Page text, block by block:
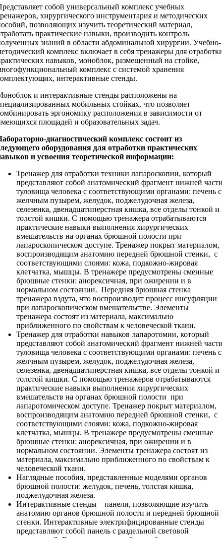
собой универсальный комплекс учебных
хирургического инструментария и методических
позволяющих изучить теоретический материал,
практические навыки, производить контроль
знаний в области абдоминальной хирургии. Учебно-
комплекс включает в себя тренажеры для
навыков, моноблок, размещенный на стойке,
комплекс с системой хранения
интерактивные стенды.
и интерактивные стенды расположены на
мобильных стойках, что позволяет
эргономику расположения в зависимости от
площадей и образовательных задач.
диагностический комплекс состоит из
оборудования для отработки практических
и усвоения теоретической информации:
Тренажер для отработки техники лапароскопии, который
представляют собой анатомический фрагмент нижней
туловища человека с соответствующими органами: печень с
желчным пузырем, желудок, поджелудочная железа,
селезенка, двенадцатиперстная кишка, все отделы тонкой и
толстой кишки. С помощью тренажера отрабатываются
практические навыки выполнения хирургических
вмешательств на органах брюшной полости при
лапароскопическом доступе. Тренажер покрыт материалом,
воспроизводящим анатомию передней брюшной стенки, с
соответствующими слоями: кожа, подкожно-жировая
клетчатка, мышцы. В тренажере предусмотрены сменные
брюшные стенки: анорексичная, при ожирении и в
нормальном состоянии. Передняя брюшная стенка
тренажера вздута, что воспроизводит процесс инсуфляции
при лапароскопическом вмешательстве. Элементы
тренажера состоят из материала, максимально
приближенного по свойствам к человеческой ткани.
Тренажер для отработки навыков лапаротомии, который
представляют собой анатомический фрагмент нижней
туловища человека с соответствующими органами: печень с
желчным пузырем, желудок, поджелудочная железа,
селезенка, двенадцатиперстная кишка, все отделы тонкой и
толстой кишки. С помощью тренажеров отрабатываются
практические навыки выполнения хирургических
вмешательств на органах брюшной полости при
лапаротомическом доступе. Тренажер покрыт материалом,
воспроизводящим анатомию передней брюшной стенки, с
соответствующими слоями: кожа, подкожно-жировая
клетчатка, мышцы. В тренажере предусмотрены сменные
брюшные стенки: анорексичная, при ожирении и в
нормальном состоянии. Элементы тренажера состоят из
материала, максимально приближенного по свойствам к
человеческой ткани.
Наглядные пособия, представленные моделями органов
брюшной полости: желудок, печень, толстая кишка,
поджелудочная железа.
Интерактивные стенды – панели, позволяющие изучить
анатомию органов брюшной полости и передней брюшной
стенки. Интерактивные электрифицированные стенды
представляют собой панель с раздельной световой